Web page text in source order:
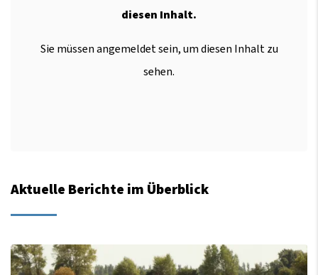
diesen Inhalt.
Sie müssen angemeldet sein, um diesen Inhalt zu
sehen.
Aktuelle Berichte im Überblick